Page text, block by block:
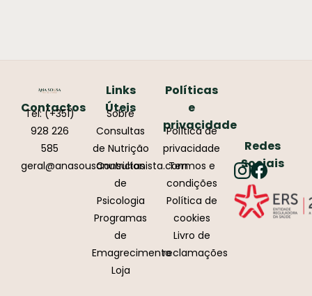
Contactos
Tel: (+351)
928 226
585
geral@anasousanutricionista.com
Links
Úteis
Sobre
Consultas
de Nutrição
Consultas
de
Psicologia
Programas
de
Emagrecimento
Loja
Políticas
e
privacidade
Política de
privacidade
Termos e
condições
Política de
cookies
Livro de
reclamações
Redes
Sociais